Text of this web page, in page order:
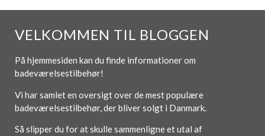
VELKOMMEN TIL BLOGGEN
På hjemmesiden kan du finde informationer om
badeværelsestilbehør!
Vi har samlet en oversigt over de mest populære
badeværelsestilbehør, der bliver solgt i Danmark.
Så slipper du for at skulle sammenligne et utal af